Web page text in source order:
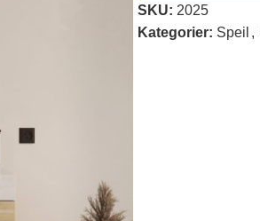
SKU: 2025
Kategorier: Speil ,